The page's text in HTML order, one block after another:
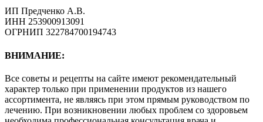
ИП Предченко А.В.
ИНН 253900913091
ОГРНИП 322784700194743
ВНИМАНИЕ:
Все советы и рецепты на сайте имеют рекомендательный
характер только при применении продуктов из нашего
ассортимента, не являясь при этом прямым руководством по
лечению. При возникновении любых проблем со здоровьем